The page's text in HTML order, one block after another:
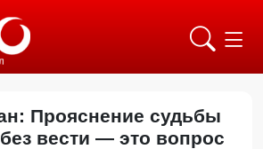
Прояснение судьбы
вести — это вопрос